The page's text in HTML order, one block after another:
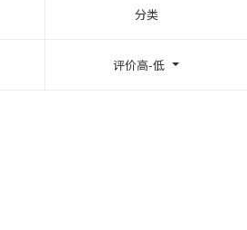
分类
评价高-低